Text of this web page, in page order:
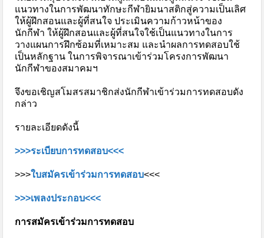
แนวทางในการพัฒนาทักษะกีฬายิมนาสติกสู่ความเป็นเลิศ
ให้ผู้ฝึกสอนและผู้ที่สนใจ ประเมินความก้าวหน้าของ
นักกีฬา ให้ผู้ฝึกสอนและผู้ที่สนใจใช้เป็นแนวทางในการ
วางแผนการฝึกซ้อมที่เหมาะสม และนำผลการทดสอบใช้
เป็นหลักฐาน ในการพิจารณาเข้าร่วมโครงการพัฒนา
นักกีฬาของสมาคมฯ
จึงขอเชิญสโมสรสมาชิกส่งนักกีฬาเข้าร่วมการทดสอบดัง
กล่าว
รายละเอียดดังนี้
>>>ระเบียบการทดสอบ<<<
>>>ใบสมัครเข้าร่วมการทดสอบ<<<
>>>เพลงประกอบ<<<
การสมัครเข้าร่วมการทดสอบ